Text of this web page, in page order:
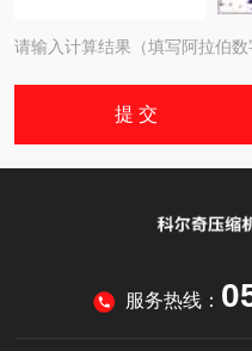
请输入计算结果（填写阿拉伯
服务热线：